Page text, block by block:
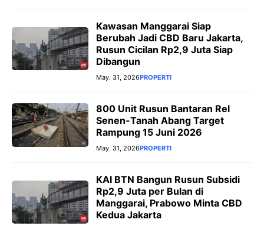
Kawasan Manggarai Siap
Berubah Jadi CBD Baru Jakarta,
Rusun Cicilan Rp2,9 Juta Siap
Dibangun
May. 31, 2026PROPERTI
800 Unit Rusun Bantaran Rel
Senen-Tanah Abang Target
Rampung 15 Juni 2026
May. 31, 2026PROPERTI
KAI BTN Bangun Rusun Subsidi
Rp2,9 Juta per Bulan di
Manggarai, Prabowo Minta CBD
Kedua Jakarta